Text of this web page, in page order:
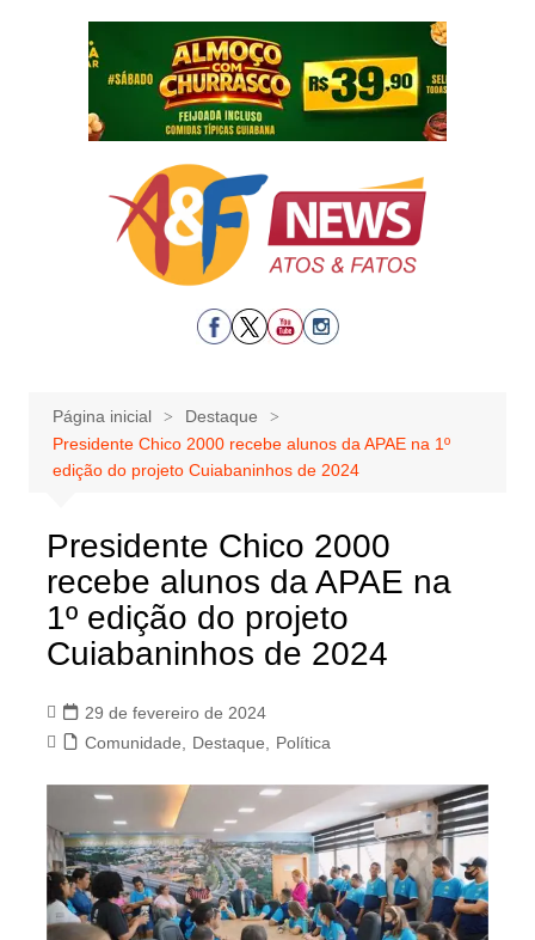
Página inicial
Destaque
Presidente Chico 2000 recebe alunos da APAE na 1º
edição do projeto Cuiabaninhos de 2024
Presidente Chico 2000
recebe alunos da APAE na
1º edição do projeto
Cuiabaninhos de 2024
29 de fevereiro de 2024
Comunidade
Destaque Política